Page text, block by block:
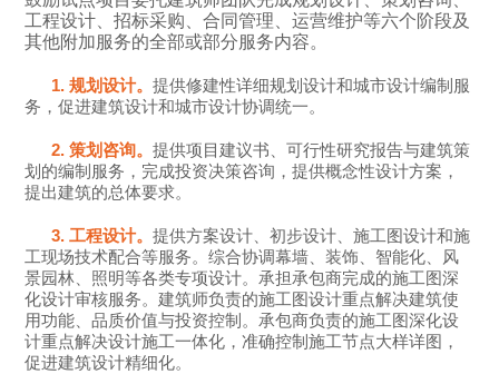
工程设计、招标采购、合同管理、运营维护等六个阶段及
其他附加服务的全部或部分服务内容。
1. 规划设计。提供修建性详细规划设计和城市设计编制服
务，促进建筑设计和城市设计协调统一。
2. 策划咨询。提供项目建议书、可行性研究报告与建筑策
划的编制服务，完成投资决策咨询，提供概念性设计方案，
提出建筑的总体要求。
3. 工程设计。提供方案设计、初步设计、施工图设计和施
工现场技术配合等服务。综合协调幕墙、装饰、智能化、风
景园林、照明等各类专项设计。承担承包商完成的施工图深
化设计审核服务。建筑师负责的施工图设计重点解决建筑使
用功能、品质价值与投资控制。承包商负责的施工图深化设
计重点解决设计施工一体化，准确控制施工节点大样详图，
促进建筑设计精细化。